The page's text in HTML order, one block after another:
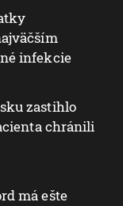
infekcie
zastihlo
chránili
má ešte